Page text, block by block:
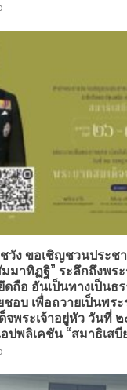
วัง ขอเชิญชวนประช
มาทิฏฐิ” ระลึกถึงพร
ถือ อันเป็นทางเป็นธ
ชอบ เพื่อถวายเป็นพร
จพระเจ้าอยู่หัว วันที่
พลิเคชัน “สมาธิเสบี